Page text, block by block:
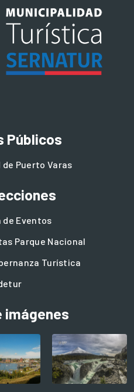
Públicos
Puerto Varas
de Eventos
Parque Nacional
Turística
imágenes